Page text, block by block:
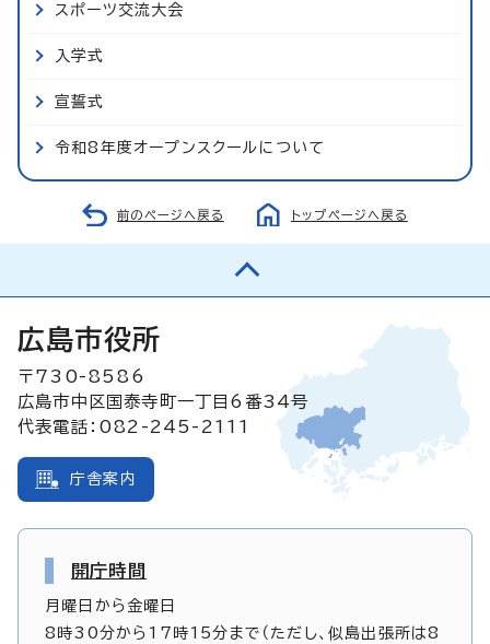
スポーツ交流大会
入学式
宣誓式
令和8年度オープンスクールについて
前のページへ戻る トップページへ戻る
広島市役所
〒730-8586
広島市中区国泰寺町一丁目6番34号
代表電話：082-245-2111
庁舎案内
開庁時間
月曜日から金曜日
8時30分から17時15分まで（ただし、似島出張所は8